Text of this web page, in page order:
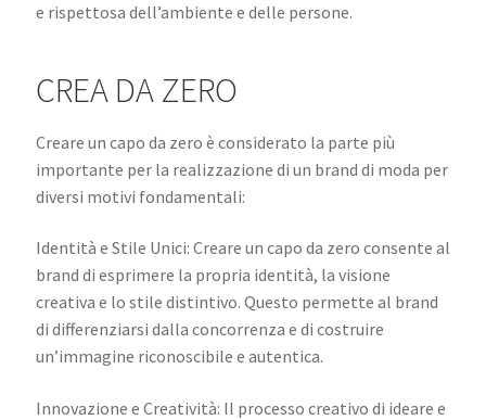
e rispettosa dell’ambiente e delle persone.
CREA DA ZERO
Creare un capo da zero è considerato la parte più
importante per la realizzazione di un brand di moda per
diversi motivi fondamentali:
Identità e Stile Unici: Creare un capo da zero consente al
brand di esprimere la propria identità, la visione
creativa e lo stile distintivo. Questo permette al brand
di differenziarsi dalla concorrenza e di costruire
un’immagine riconoscibile e autentica.
Innovazione e Creatività: Il processo creativo di ideare e